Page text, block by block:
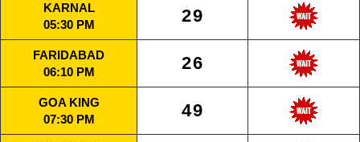
KARNAL
05:30 PM
29
FARIDABAD
06:10 PM
26
GOA KING
07:30 PM
49